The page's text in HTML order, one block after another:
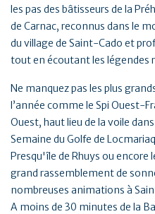
les pas des bâtisseurs de la
de Carnac, reconnus dans le
du village de Saint-Cado et
tout en écoutant les légendes
Ne manquez pas les plus
l’année comme le Spi Ouest-
Ouest, haut lieu de la voile dans
Semaine du Golfe de
Presqu'île de Rhuys ou encore
grand rassemblement de
nombreuses animations à
A moins de 30 minutes de la